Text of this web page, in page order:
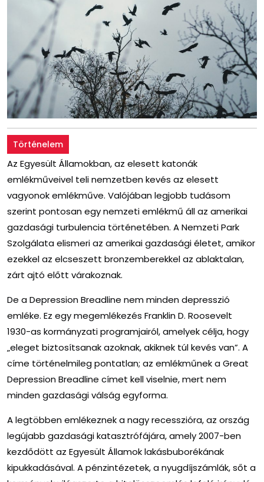
Történelem
Az Egyesült Államokban, az elesett katonák
emlékműveivel teli nemzetben kevés az elesett
vagyonok emlékműve. Valójában legjobb tudásom
szerint pontosan egy nemzeti emlékmű áll az amerikai
gazdasági turbulencia történetében. A Nemzeti Park
Szolgálata elismeri az amerikai gazdasági életet, amikor
ezekkel az elcseszett bronzemberekkel az ablaktalan,
zárt ajtó előtt várakoznak.
De a Depression Breadline nem minden depresszió
emléke. Ez egy megemlékezés Franklin D. Roosevelt
1930-as kormányzati programjairól, amelyek célja, hogy
„eleget biztosítsanak azoknak, akiknek túl kevés van”. A
címe történelmileg pontatlan; az emlékműnek a Great
Depression Breadline címet kell viselnie, mert nem
minden gazdasági válság egyforma.
A legtöbben emlékeznek a nagy recesszióra, az ország
legújabb gazdasági katasztrófájára, amely 2007-ben
kezdődött az Egyesült Államok lakásbuborékának
kipukkadásával. A pénzintézetek, a nyugdíjszámlák, sőt a